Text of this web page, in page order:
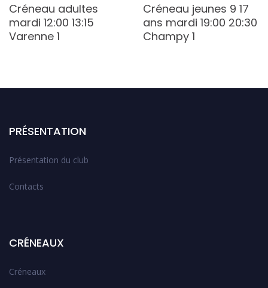
Créneau adultes
mardi 12:00 13:15
Varenne 1
Créneau jeunes 9 17
ans mardi 19:00 20:30
Champy 1
PRÉSENTATION
Présentation du club
Contacts
CRÉNEAUX
Créneaux